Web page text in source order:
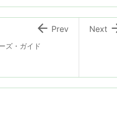
Next
ズ・ガイド
 Prev